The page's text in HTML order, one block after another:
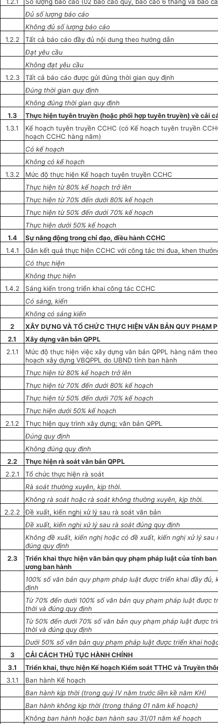
Đủ số lượngbáo cáo
Không đủ số lượng báo cáo
1.2.2
Tất cả báo cáo đầy đủ nội dung theo hướng dẫn
Đạt yêu cầu
Không đạt yêu cầu
1.2.3
Tất cả báo cáo được gửi đúng thời gian quy định
Đúng thời gian quy định
Không đúng thời gian quy định
1.3
Thực hiện tuyên truyền (hoặc phối hợp tuyên truyền) về cải
1.3.1
Kế hoạch tuyên truyền CCHC (có Kế hoạch tuyêntruyền
hoạch CCHC hàng năm)
Có kế hoạch
Không có kế hoạch
1.3.2
Mức độ thực hiện Kế hoạch tuyên truyền CCHC
Thực hiện từ 80% kế hoạch trở lên
Thực hiện từ 70% đến dưới 80% kế hoạch
Thực hiện từ 50% đến dưới 70% kế hoạch
Thực hiện dưới 50% kế hoạch
1.4
Sự năng động trong chỉđạo, điều hành CCHC
1.4.1
Gắn kết quả thực hiện CCHC với công tác thi đua, khen
Có thực hiện
Không thực hiện
1.4.2
Sáng kiến trong triển khai công tác CCHC
Cósáng, kiến
Không có sáng kiến
2
XÂY DỰNG VÀ TỔ CHỨC THỰC HIỆN VĂN BẢN QUY PHẠM
2.1
Xây dựng văn bản QPPL
2.1.1
Mức độ thực hiện việc xây dựng văn bảnQPPL hàng năm
hoạch xây dựng VBQPPL do UBND tỉnh ban hành
Thực hiện từ 80% kế hoạch trở lên
Thực hiện từ 70% đến dưới 80% kế hoạch
Thực hiện từ 50% đến dưới 70% kế hoạch
Thực hiện dưới 50% kế hoạch
2.1.2
Thực hiện quy trình xây dựng; văn bảnQPPL
Đúng quy định
Không đúng quy định
2.2
Thực hiện rà soát văn bản QPPL
2.2.1
Tổ chức thực hiện rà soát
Rà soát thường xuyên, kịp thời.
Không rà soát hoặc rà soát không thường xuyên, kịp thời.
2.2.2
Đề xuất, kiến nghị xử lý sau rà soát văn bản
Đề xuất, kiến nghị xử lý sau rà soát đúng quy định
Không đề xuất, kiến nghị hoặc có đề xuất, kiến nghị xử lý
đúng quy định
2.3
Triển khai thực hiện văn bản quy phạm pháp luật của tỉnh
ương ban hành
100% số văn bản quy phạm pháp luật được triển khai đầy đủ,
định
Từ 70% đến dưới 100% số văn bản quy phạm pháp luật được
thời và đúng quy định
Từ 50% đến dưới 70% số văn bản quy phạm pháp luậtđược
thời và đúng quy định
Dưới 50% số văn bản quy phạm pháp luật được triển khai
3
CẢI CÁCH THỦ TỤC HÀNH CHÍNH
3.1
Triển khai, thực hiện Kế hoạch Kiểm soát TTHC và Truyền
3.1.1
Ban hành Kế hoạch
Ban hành kịp thời (trongquýIV năm trước liền kề năm KH)
Ban hành không kịp thời (trong tháng 01 năm kế hoạch)
Không ban hành hoặc ban hành sau 31/01 năm kế hoạch